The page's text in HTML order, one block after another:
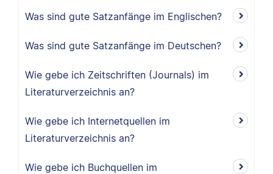
Was sind gute Satzanfänge im Englischen?
Was sind gute Satzanfänge im Deutschen?
Wie gebe ich Zeitschriften (Journals) im
Literaturverzeichnis an?
Wie gebe ich Internetquellen im
Literaturverzeichnis an?
Wie gebe ich Buchquellen im